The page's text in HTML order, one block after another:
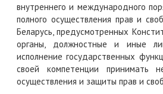
внутреннего и международного
полного осуществления прав и
Беларусь, предусмотренных
органы, должностные и иные
исполнение государственных
своей компетенции принимать
осуществления и защиты прав и